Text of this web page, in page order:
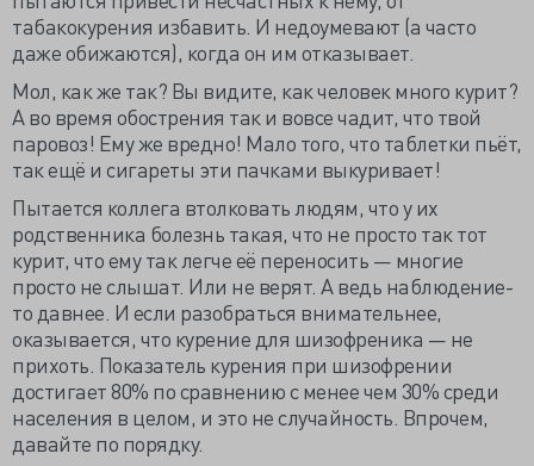
табакокурения избавить. И недоумевают (а часто
даже обижаются), когда он им отказывает.
Мол, как же так? Вы видите, как человек много курит?
А во время обострения так и вовсе чадит, что твой
паровоз! Ему же вредно! Мало того, что таблетки пьёт,
так ещё и сигареты эти пачками выкуривает!
Пытается коллега втолковать людям, что у их
родственника болезнь такая, что не просто так тот
курит, что ему так легче её переносить — многие
просто не слышат. Или не верят. А ведь наблюдение-
то давнее. И если разобраться внимательнее,
оказывается, что курение для шизофреника — не
прихоть. Показатель курения при шизофрении
достигает 80% по сравнению с менее чем 30% среди
населения в целом, и это не случайность. Впрочем,
давайте по порядку.